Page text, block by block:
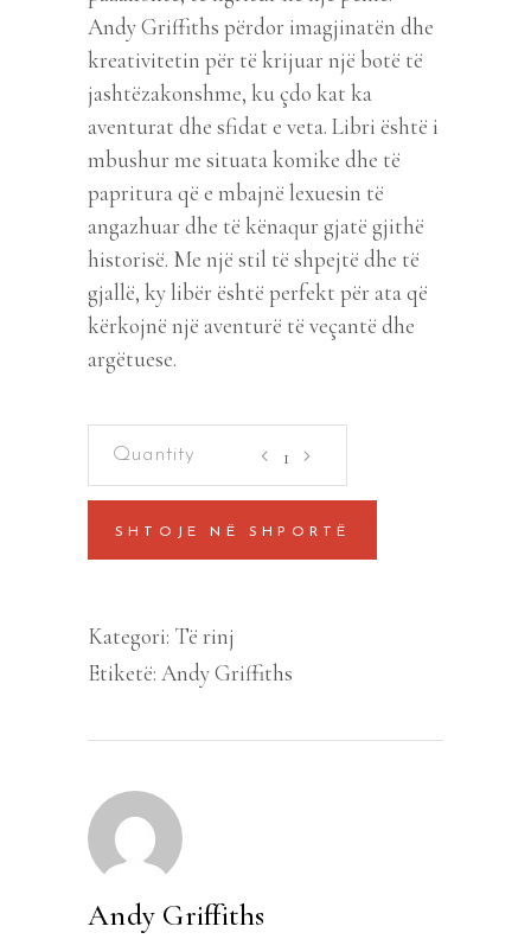
Andy Griffiths përdor imagjinatën dhe
kreativitetin për të krijuar një botë të
jashtëzakonshme, ku çdo kat ka
aventurat dhe sfidat e veta. Libri është i
mbushur me situata komike dhe të
papritura që e mbajnë lexuesin të
angazhuar dhe të kënaqur gjatë gjithë
historisë. Me një stil të shpejtë dhe të
gjallë, ky libër është perfekt për ata që
kërkojnë një aventurë të veçantë dhe
argëtuese.
kateshe
ne
SHTOJE NË SHPORTË
Kategori: Të rinj
Etiketë: Andy Griffiths
Andy Griffiths